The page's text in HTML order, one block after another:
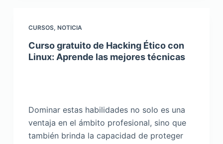
CURSOS, NOTICIA
Curso gratuito de Hacking Ético con
Linux: Aprende las mejores técnicas
Dominar estas habilidades no solo es una
ventaja en el ámbito profesional, sino que
también brinda la capacidad de proteger